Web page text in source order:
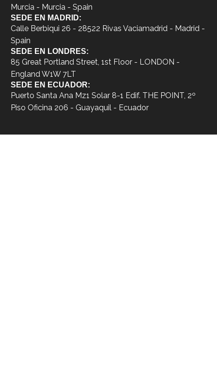
Murcia - Murcia - Spain
SEDE EN MADRID:
Calle Berbiqui 26 - 28522 Rivas Vaciamadrid - Madrid -
Spain
SEDE EN LONDRES:
85 Great Portland Street, 1st Floor - LONDON -
England W1W 7LT
SEDE EN ECUADOR:
Puerto Santa Ana Mz1 Solar 8-1 Edif. THE POINT, 2º
Piso Oficina 206 - Guayaquil - Ecuador